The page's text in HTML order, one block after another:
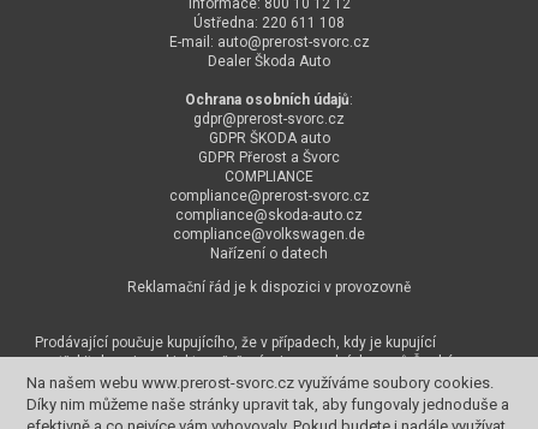
Na našem webu www.prerost-svorc.cz využíváme soubory cookies.
Díky nim můžeme naše stránky upravit tak, aby fungovaly jednoduše a
Ústředna: 220 611 108
E-mail: auto@prerost-svorc.cz
Dealer Škoda Auto
Ochrana osobních údajů:
gdpr@prerost-svorc.cz
GDPR ŠKODA auto
GDPR Přerost a Švorc
COMPLIANCE
compliance@prerost-svorc.cz
compliance@skoda-auto.cz
compliance@volkswagen.de
Nařízení o datech
Reklamační řád je k dispozici v provozovně
Prodávající poučuje kupujícího, že v případech, kdy je kupující
spotřebitelem, je subjektem řešení mimosoudních sporů Česká
obchodní inspekce, bližší informace na www.coi.cz .
Na našem webu www.prerost-svorc.cz využíváme soubory cookies.
Díky nim můžeme naše stránky upravit tak, aby fungovaly jednoduše a